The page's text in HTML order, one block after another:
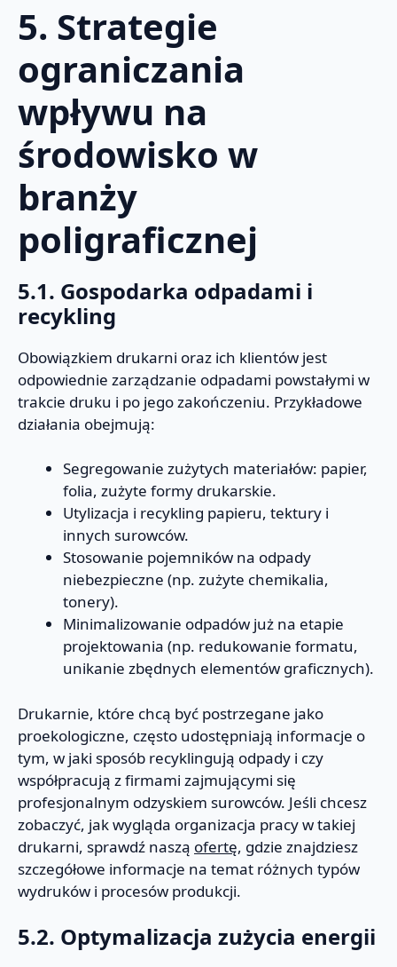
5. Strategie
ograniczania
wpływu na
środowisko w
branży
poligraficznej
5.1. Gospodarka odpadami i
recykling
Obowiązkiem drukarni oraz ich klientów jest
odpowiednie zarządzanie odpadami powstałymi w
trakcie druku i po jego zakończeniu. Przykładowe
działania obejmują:
Segregowanie zużytych materiałów: papier,
folia, zużyte formy drukarskie.
Utylizacja i recykling papieru, tektury i
innych surowców.
Stosowanie pojemników na odpady
niebezpieczne (np. zużyte chemikalia,
tonery).
Minimalizowanie odpadów już na etapie
projektowania (np. redukowanie formatu,
unikanie zbędnych elementów graficznych).
Drukarnie, które chcą być postrzegane jako
proekologiczne, często udostępniają informacje o
tym, w jaki sposób recyklingują odpady i czy
współpracują z firmami zajmującymi się
profesjonalnym odzyskiem surowców. Jeśli chcesz
zobaczyć, jak wygląda organizacja pracy w takiej
drukarni, sprawdź naszą ofertę, gdzie znajdziesz
szczegółowe informacje na temat różnych typów
wydruków i procesów produkcji.
5.2. Optymalizacja zużycia energii